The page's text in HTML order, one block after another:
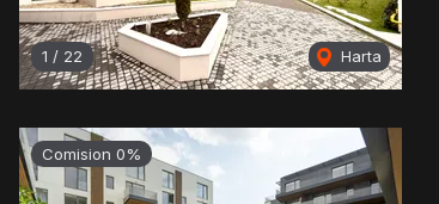
1 / 22 Harta
Comision 0%